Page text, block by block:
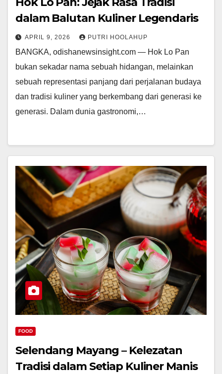
dalam Balutan Kuliner Legendaris
APRIL 9, 2026 PUTRI HOOLAHUP
BANGKA, odishanewsinsight.com — Hok Lo Pan
bukan sekadar nama sebuah hidangan, melainkan
sebuah representasi panjang dari perjalanan budaya
dan tradisi kuliner yang berkembang dari generasi ke
generasi. Dalam dunia gastronomi,…
FOOD
Selendang Mayang – Kelezatan
Tradisi dalam Setiap Kuliner Manis